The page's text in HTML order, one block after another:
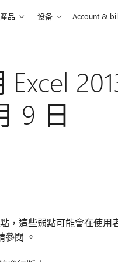
產品 设备 Account &
Excel
9 日
，這些弱點可能會在使用
閱 。